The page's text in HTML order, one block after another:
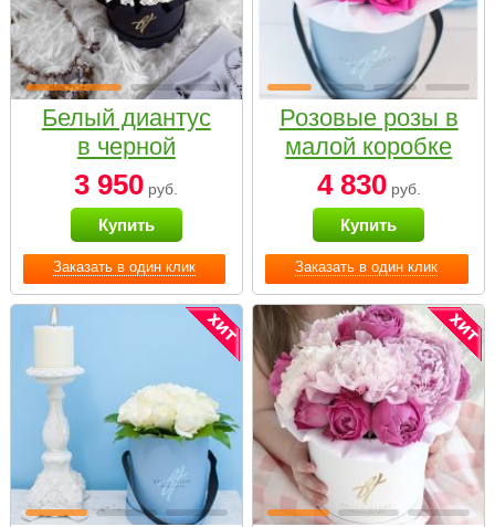
Заказать в один клик
Белый диантус
в черной
коробке Small
3 950 руб.
Купить
Заказать в один клик
Розовые розы в
малой коробке
4 830руб.
Купить